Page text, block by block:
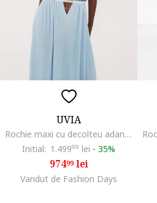
UVIA
Rochie maxi cu decolteu adanc in V, Albastru deschis
Initial: 1.49999 lei - 35%
97499lei
Vandut de Fashion Days